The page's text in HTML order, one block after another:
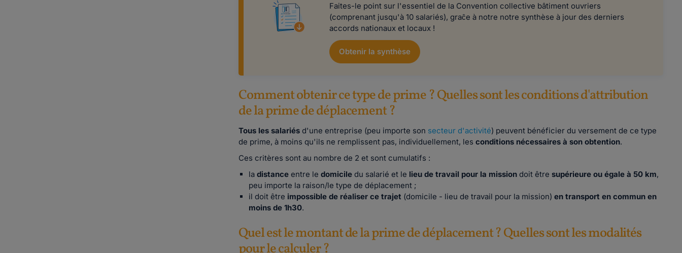
Faites-le point sur l'essentiel de la Convention collective bâtiment ouvriers
(comprenant jusqu'à 10 salariés), graĉe à notre notre synthèse à jour des derniers
accords nationaux et locaux !
Obtenir la synthèse
Comment obtenir ce type de prime ? Quelles sont les conditions d'attribution
de la prime de déplacement ?
Tous les salariés d'une entreprise (peu importe son secteur d'activité) peuvent bénéficier du versement de ce type
de prime, à moins qu'ils ne remplissent pas, individuellement, lesconditions nécessaires à son obtention.
Ces critères sont au nombre de 2 et sont cumulatifs :
ladistance entre ledomicile du salarié et le lieu de travail pour la mission doit être supérieure ou égale à 50 km,
peu importe la raison/le type de déplacement ;
il doit être impossible de réaliser ce trajet (domicile - lieu de travail pour la mission)en transport en commun en
moins de 1h30.
Quel est le montant de la prime de déplacement ? Quelles sont les modalités
pour le calculer ?